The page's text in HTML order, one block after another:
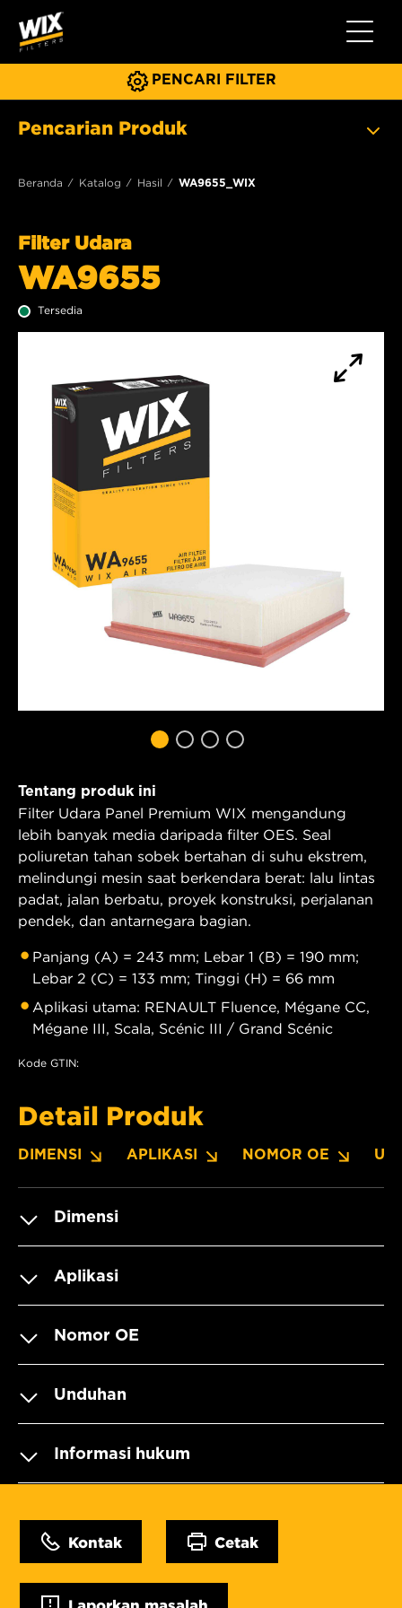
Beralih
PENCARI FILTER
Pencarian Produk
Beranda Katalog Hasil WA9655_WIX
Filter Udara
WA9655
Tersedia
Tentang produk ini
Filter Udara Panel Premium WIX mengandung
lebih banyak media daripada filter OES. Seal
poliuretan tahan sobek bertahan di suhu ekstrem,
melindungi mesin saat berkendara berat: lalu lintas
padat, jalan berbatu, proyek konstruksi, perjalanan
pendek, dan antarnegara bagian.
Panjang (A) = 243 mm; Lebar 1 (B) = 190 mm;
Lebar 2 (C) = 133 mm; Tinggi (H) = 66 mm
Aplikasi utama: RENAULT Fluence, Mégane CC,
Mégane III, Scala, Scénic III / Grand Scénic
Kode GTIN:
Detail Produk
DIMENSI APLIKASI NOMOR OE
Dimensi
Aplikasi
Nomor OE
Unduhan
Informasi hukum
Kontak Cetak